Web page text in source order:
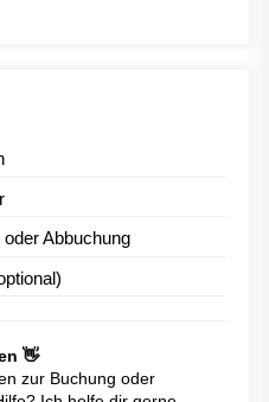
Abbuchung
👋
zur Buchung oder